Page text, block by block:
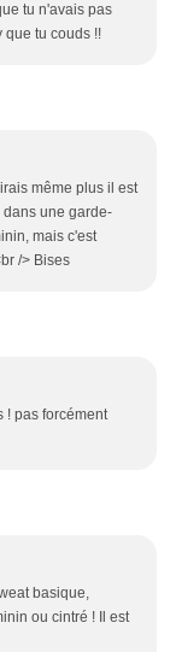
tu n'avais pas
que tu couds !!
même plus il est
dans une garde-
mais c'est
/> Bises
! pas forcément
basique,
ou cintré ! Il est